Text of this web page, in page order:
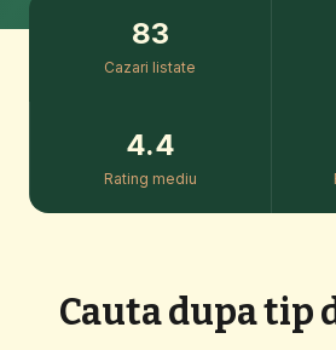
83
Cazari listate
4.4
Rating mediu
Cauta dupa tip